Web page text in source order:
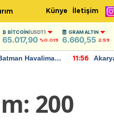
Künye İletişim
BITCOIN(USDT)
65.017,90 %0.019
GRAM ALTIN
6.660,55 2,59
Havalimanı
11:56
200